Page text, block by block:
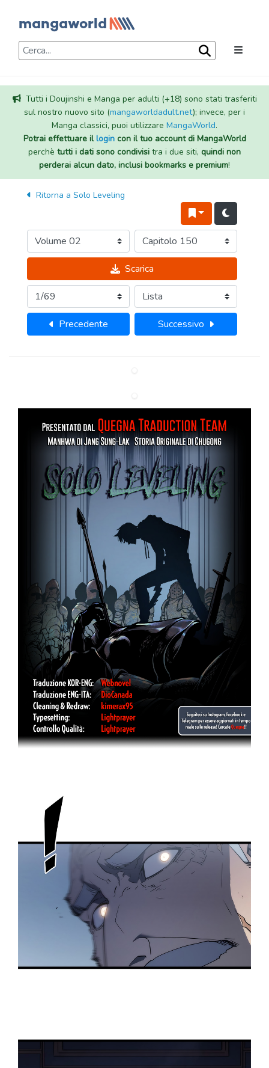
Tutti i Doujinshi e Manga per adulti (+18) sono stati trasferiti
sul nostro nuovo sito (mangaworldadult.net); invece, per i
Manga classici, puoi utilizzare MangaWorld.
Potrai effettuare illogincon il tuo account di MangaWorld
perchè tutti i dati sono condivisi tra i due siti, quindi non
perderai alcun dato, inclusi bookmarks e premium!
Ritorna a Solo Leveling
Scarica
Precedente Successivo